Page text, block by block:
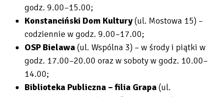
godz. 9.00–15.00;
Konstanciński Dom Kultury(ul. Mostowa 15) –
codziennie w godz. 9.00–17.00;
OSP Bielawa(ul. Wspólna 3) – w środy i piątki w
godz. 17.00–20.00 oraz w soboty w godz. 10.00–
14.00;
Biblioteka Publiczna – filia Grapa(ul.